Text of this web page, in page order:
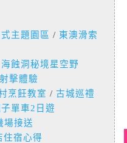
主題園區 / 東澳滑索
海蝕洞秘境星空野
擊體驗
烹飪教室 / 古城巡禮
單車2日遊
場接送
住宿心得